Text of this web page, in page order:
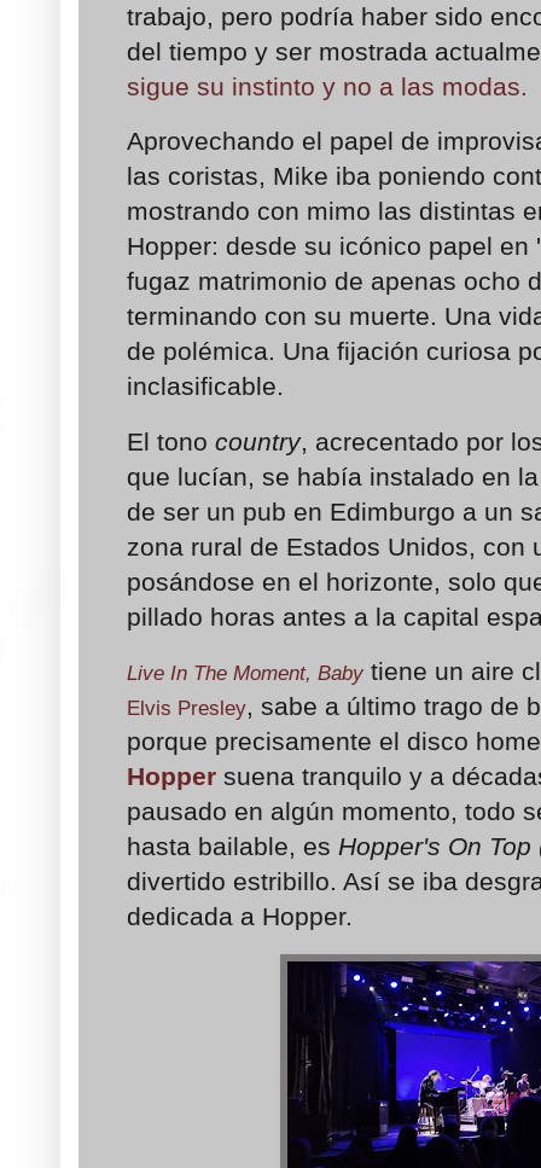
trabajo, pero podría haber sido
del tiempo y ser mostrada
sigue su instinto y no a las modas.
Aprovechando el papel de
las coristas, Mike iba poniendo
mostrando con mimo las distintas
Hopper: desde su icónico papel en '
fugaz matrimonio de apenas ocho
terminando con su muerte. Una
de polémica. Una fijación curiosa
inclasificable.
El tono country, acrecentado por
que lucían, se había instalado en
de ser un pub en Edimburgo a un
zona rural de Estados Unidos, con
posándose en el horizonte, solo
pillado horas antes a la capital
Live In The Moment, Baby tiene un aire
Elvis Presley, sabe a último trago de
porque precisamente el disco
Hopper suena tranquilo y a
pausado en algún momento, todo
hasta bailable, es Hopper's On Top
divertido estribillo. Así se iba
dedicada a Hopper.